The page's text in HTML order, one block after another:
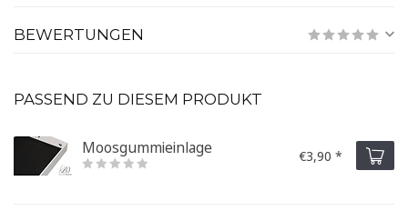
BEWERTUNGEN
PASSEND ZU DIESEM PRODUKT
Moosgummieinlage €3,90 *